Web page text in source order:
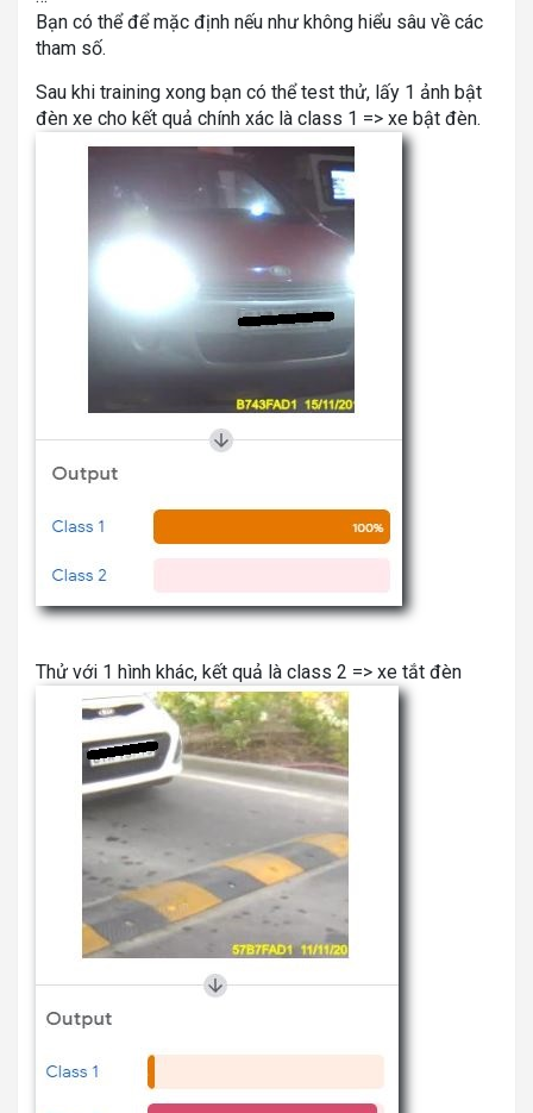
Bạn có thể để mặc định nếu như không hiểu sâu về các
tham số.
Sau khi training xong bạn có thể test thử, lấy 1 ảnh bật
đèn xe cho kết quả chính xác là class 1 => xe bật đèn.
Thử với 1 hình khác, kết quả là class 2 => xe tắt đèn